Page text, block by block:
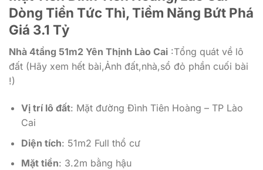
Dòng Tiền Tức Thì, Tiềm Năng Bứt Phá
Giá 3.1 Tỷ
Nhà 4tầng 51m2 Yên Thịnh Lào Cai :Tổng quát về lô
đất (Hãy xem hết bài,Ảnh đất,nhà,sổ đỏ phần cuối bài
!)
Vị trí lô đất: Mặt đường Đình Tiên Hoàng – TP Lào
Cai
Diện tích: 51m2 Full thổ cư
Mặt tiền: 3.2m bằng hậu